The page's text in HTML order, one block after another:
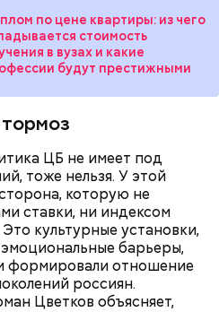
по цене квартиры: из чего
стоимость
в вузах и какие
будут престижными
ЦБ не имеет под
тоже нельзя. У этой
которую не
ставки, ни индексом
культурные установки,
барьеры,
формировали отношение
россиян.
Цветков объясняет,
сливками. По вкусу
перец. Сверху блюдо
и отправляют в
процессы
плоду. Ей можно